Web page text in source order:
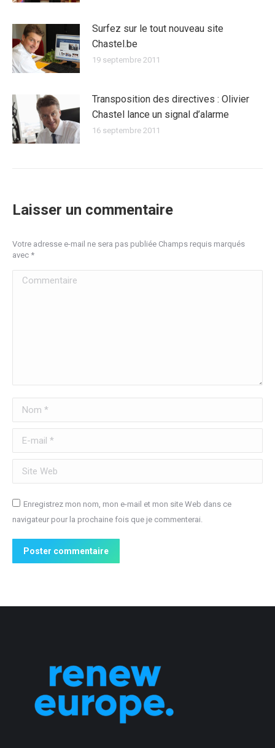
Surfez sur le tout nouveau site
Chastel.be
19 septembre 2011
Transposition des directives : Olivier
Chastel lance un signal d’alarme
16 septembre 2011
Laisser un commentaire
Votre adresse e-mail ne sera pas publiée Champs requis marqués
avec *
Commentaire
Nom *
E-mail *
Site Web
Enregistrez mon nom, mon e-mail et mon site Web dans ce
navigateur pour la prochaine fois que je commenterai.
Poster commentaire